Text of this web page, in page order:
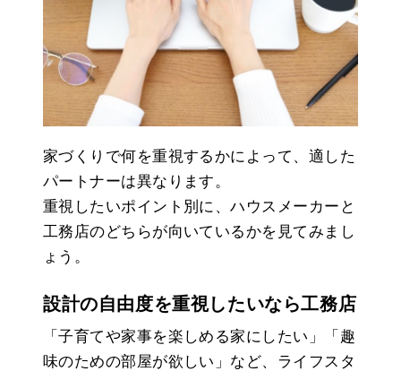
家づくりで何を重視するかによって、適した
パートナーは異なります。
重視したいポイント別に、ハウスメーカーと
工務店のどちらが向いているかを見てみまし
ょう。
設計の自由度を重視したいなら工務店
「子育てや家事を楽しめる家にしたい」「趣
味のための部屋が欲しい」など、ライフスタ